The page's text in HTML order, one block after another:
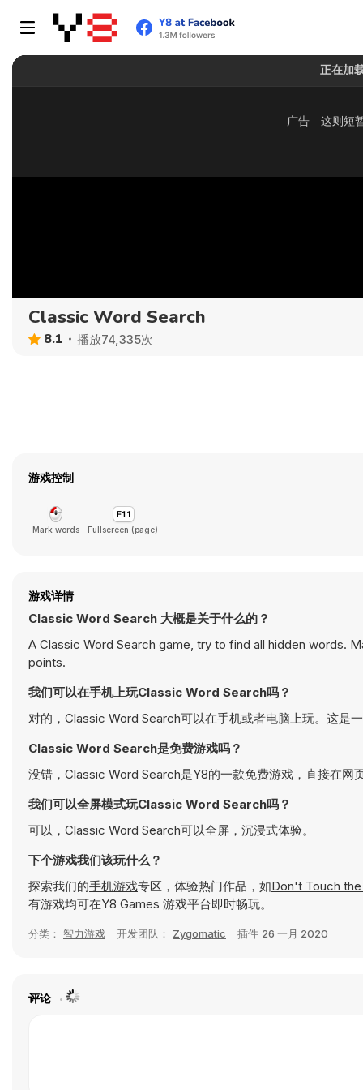
Classic Word Search
8.1 播放74,335次
游戏控制
Mark words Fullscreen (page)
游戏详情
Classic Word Search 大概是关于什么的？
A Classic Word Search game, try to find all hidden words.
points.
我们可以在手机上玩Classic Word Search吗？
对的，Classic Word Search可以在手机或者电脑上玩。这是
Classic Word Search是免费游戏吗？
没错，Classic Word Search是Y8的一款免费游戏，直接在网
我们可以全屏模式玩Classic Word Search吗？
可以，Classic Word Search可以全屏，沉浸式体验。
下个游戏我们该玩什么？
探索我们的手机游戏专区，体验热门作品，如Don't Touch
有游戏均可在Y8 Games 游戏平台即时畅玩。
分类： 智力游戏 开发团队： Zygomatic 插件 26 一月 2020
评论